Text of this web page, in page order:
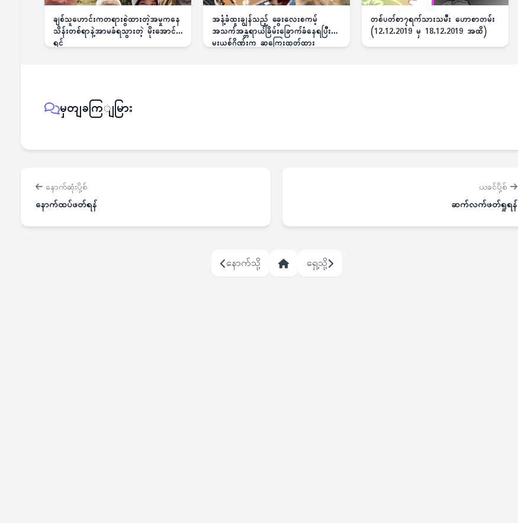
ချစ်သူဟောင်းကတရားစွဲထားတဲ့အမှုကနေ
သိန်းတစ်ရာနဲ့အာမခံရသွားတဲ့ မိုးအောင်
ရင်
အနံ့ခံထူးချွန်သည့် ခွေးလေးစကမ့်
အသက်အန္တရာယ်ခြိမ်းခြောက်ခံနေရပြီး
မူးယစ်ဂိုဏ်းက ဆုကြေးထုတ်ထား
တစ်ပတ်စာ၇ရက်သားသမီး ဟောစာတမ်း
(12.12.2019 မှ 18.12.2019 အထိ)
မှတျခကြျမြား
နောက်ဆုံးပို့စ်
နောက်ထပ်ဖတ်ရန်
ယခင်ပို့စ်
ဆက်လက်ဖတ်ရှုရန်
နောက်သို့ ရှေ့သို့